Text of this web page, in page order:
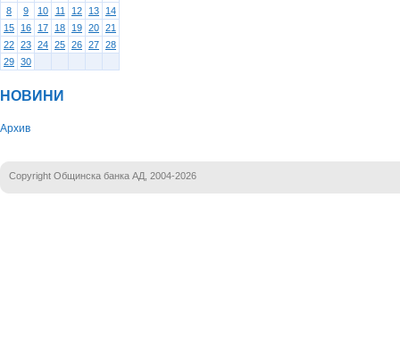
8
9 10 11 12 13
14
15
16 17 18 19 20 21
22 23 24 25 26 27 28
29 30
НОВИНИ
Архив
Copyright Общинска банка АД, 2004-2026